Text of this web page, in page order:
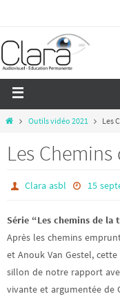
Outils vidéo 2021 Les
Les
Clara asbl 15
Série “Les chemins de la
Après les chemins
et Anouk Van Gestel,
sillon de notre rapport
vivante et argumentée de